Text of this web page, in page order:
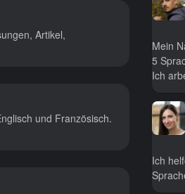
Artikel,
und Französisch.
Mein
5
Ich
Ich